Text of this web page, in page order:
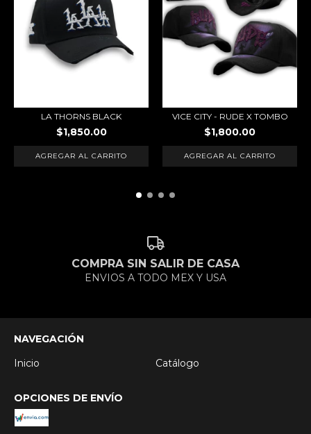
LA THORNS BLACK
$1,850.00
VICE CITY - RUDE X TOMBO
$1,800.00
COMPRA SIN SALIR DE CASA
ENVIOS A TODO MEX Y USA
NAVEGACIÓN
Inicio
Catálogo
OPCIONES DE ENVÍO